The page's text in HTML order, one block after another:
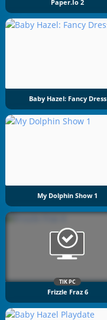
Paper.io 2
Baby Hazel: Fancy Dress
My Dolphin Show 1
TIK PC
Frizzle Fraz 6